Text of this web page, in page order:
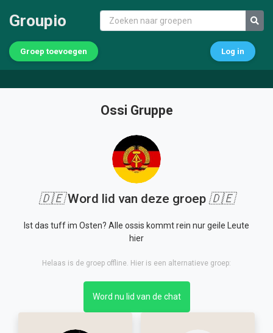
Groupio
Groep toevoegen Log in
Ossi Gruppe
🇩🇪Word lid van deze groep 🇩🇪
Ist das tuff im Osten? Alle ossis kommt rein nur geile Leute
hier
Helaas is de groep offline. Hier is een alternatieve groep:
Word nu lid van de chat